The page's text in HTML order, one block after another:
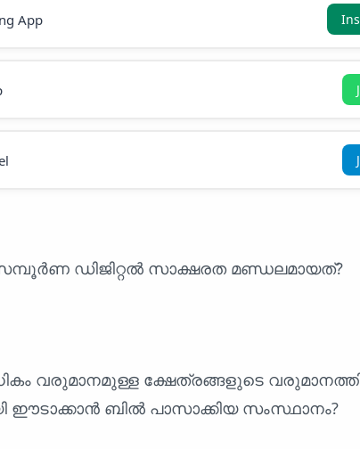
App
ഡിജിറ്റൽ സാക്ഷരത മണ്ഡലമായത്?
വരുമാനമുള്ള ക്ഷേത്രങ്ങളുടെ
ഈടാക്കാൻ ബിൽ പാസാക്കിയ സംസ്ഥാനം?